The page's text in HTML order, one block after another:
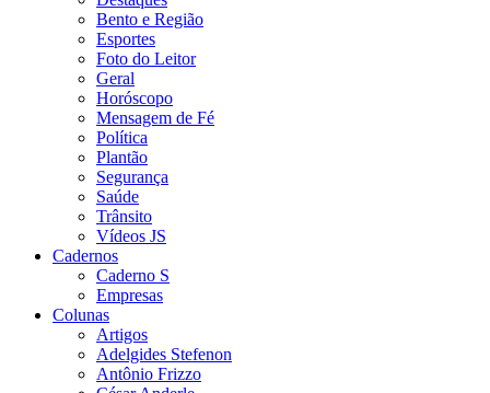
Bento e Região
Esportes
Foto do Leitor
Geral
Horóscopo
Mensagem de Fé
Política
Plantão
Segurança
Saúde
Trânsito
Vídeos JS
Cadernos
Caderno S
Empresas
Colunas
Artigos
Adelgides Stefenon
Antônio Frizzo